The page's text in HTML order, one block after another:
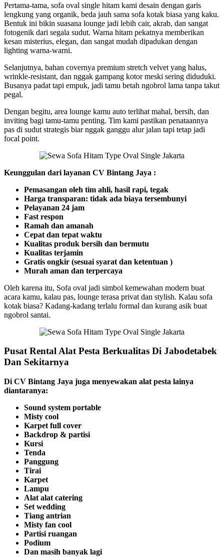
Pertama-tama, sofa oval single hitam kami desain dengan garis
lengkung yang organik, beda jauh sama sofa kotak biasa yang kaku.
Bentuk ini bikin suasana lounge jadi lebih cair, akrab, dan sangat
fotogenik dari segala sudut. Warna hitam pekatnya memberikan
kesan misterius, elegan, dan sangat mudah dipadukan dengan
lighting warna-warni.
Selanjutnya, bahan covernya premium stretch velvet yang halus,
wrinkle-resistant, dan nggak gampang kotor meski sering diduduki.
Busanya padat tapi empuk, jadi tamu betah ngobrol lama tanpa takut
pegal.
Dengan begitu, area lounge kamu auto terlihat mahal, bersih, dan
inviting bagi tamu-tamu penting. Tim kami pastikan penataannya
pas di sudut strategis biar nggak ganggu alur jalan tapi tetap jadi
focal point.
Keunggulan dari layanan CV Bintang Jaya :
Pemasangan oleh tim ahli, hasil rapi, tegak
Harga transparan: tidak ada biaya tersembunyi
Pelayanan 24 jam
Fast respon
Ramah dan amanah
Cepat dan tepat waktu
Kualitas produk bersih dan bermutu
Kualitas terjamin
Gratis ongkir (sesuai syarat dan ketentuan )
Murah aman dan terpercaya
Oleh karena itu, Sofa oval jadi simbol kemewahan modern buat
acara kamu, kalau pas, lounge terasa privat dan stylish. Kalau sofa
kotak biasa? Kadang-kadang terlalu formal dan kurang asik buat
ngobrol santai.
Pusat Rental Alat Pesta Berkualitas Di Jabodetabek
Dan Sekitarnya
Di CV Bintang Jaya juga menyewakan alat pesta lainya
diantaranya:
Sound system portable
Misty cool
Karpet full cover
Backdrop & partisi
Kursi
Tenda
Panggung
Tirai
Karpet
Lampu
Alat alat catering
Set wedding
Tiang antrian
Misty fan cool
Partisi ruangan
Podium
Dan masih banyak lagi